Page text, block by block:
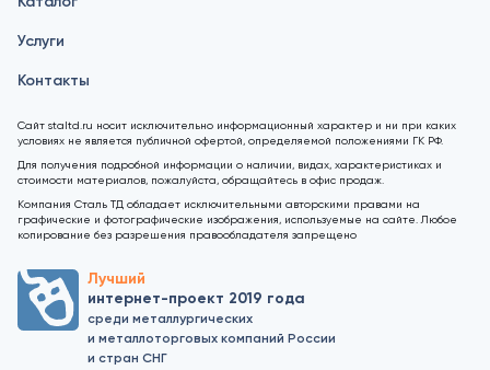
Услуги
Контакты
Сайт staltd.ru носит исключительно информационный характер и ни при каких
условиях не является публичной офертой, определяемой положениями ГК РФ.
Для получения подробной информации о наличии, видах, характеристиках и
стоимости материалов, пожалуйста, обращайтесь в офис продаж.
Компания Сталь ТД обладает исключительными авторскими правами на
графические и фотографические изображения, используемые на сайте. Любое
копирование без разрешения правообладателя запрещено
Лучший
интернет-проект 2019 года
среди металлургических
и металлоторговых компаний России
и стран СНГ